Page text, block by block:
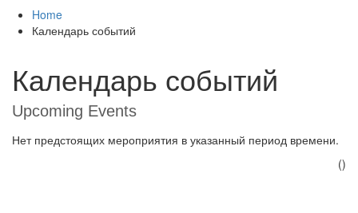
Home
Календарь событий
Календарь событий
Upcoming Events
Нет предстоящих мероприятия в указанный период времени.
()